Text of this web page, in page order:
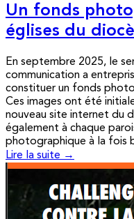
Un fonds
églises du
En septembre 2025, le
communication a
constituer un fonds
Ces images ont été
nouveau site internet du
également à chaque
photographique à la fois
Lire la suite →